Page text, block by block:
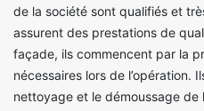
de la société sont qualifiés et
assurent des prestations de
façade, ils commencent par la
nécessaires lors de l’opération.
nettoyage et le démoussage